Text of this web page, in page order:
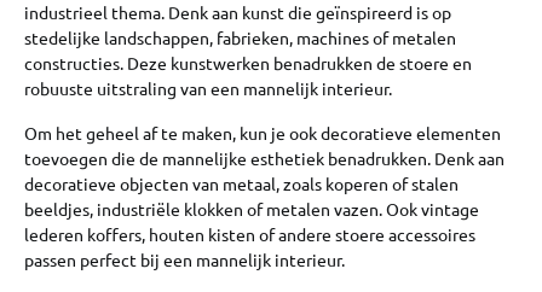
industrieel thema. Denk aan kunst die geïnspireerd is op
stedelijke landschappen, fabrieken, machines of metalen
constructies. Deze kunstwerken benadrukken de stoere en
robuuste uitstraling van een mannelijk interieur.
Om het geheel af te maken, kun je ook decoratieve elementen
toevoegen die de mannelijke esthetiek benadrukken. Denk aan
decoratieve objecten van metaal, zoals koperen of stalen
beeldjes, industriële klokken of metalen vazen. Ook vintage
lederen koffers, houten kisten of andere stoere accessoires
passen perfect bij een mannelijk interieur.